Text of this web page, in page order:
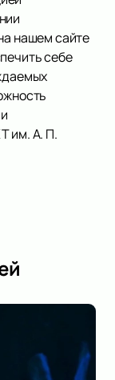
нашем сайте
себе
им. А. П.